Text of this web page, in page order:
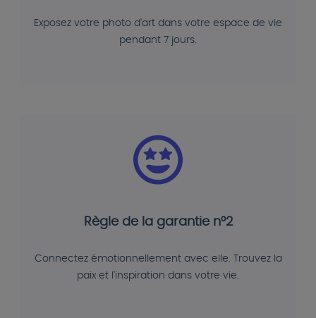
Exposez votre photo d'art dans votre espace de vie
pendant 7 jours.
Règle de la garantie n°2
Connectez émotionnellement avec elle. Trouvez la
paix et l'inspiration dans votre vie.